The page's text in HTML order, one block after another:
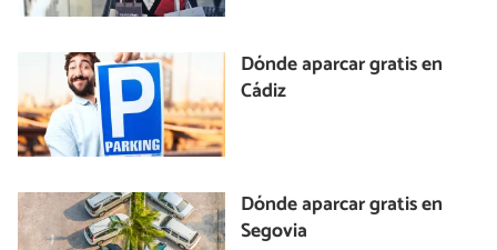
Dónde aparcar gratis en
Cádiz
Dónde aparcar gratis en
Segovia